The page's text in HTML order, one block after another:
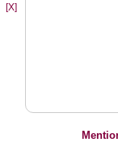
[X]